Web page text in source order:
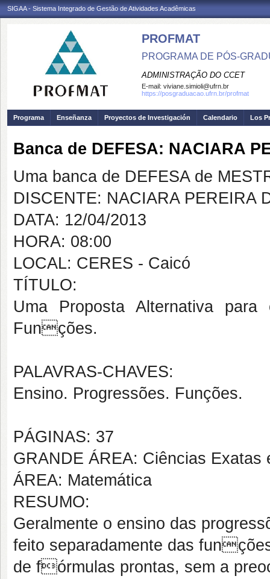
SIGAA - Sistema Integrado de Gestão de Atividades Acadêmicas
PROFMAT
PROGRAMA DE PÓS-
ADMINISTRAÇÃO DO CCET
E-mail: viviane.simioli@ufrn.br
https://posgraduacao.ufrn.br/profmat
Programa Enseñanza Proyectos de Investigación Calendario Los
Banca de DEFESA: NACIARA
Uma banca de DEFESA de
DISCENTE: NACIARA PEREIRA
DATA: 12/04/2013
HORA: 08:00
LOCAL: CERES - Caicó
TÍTULO:
Uma Proposta Alternativa
Funções.
PALAVRAS-CHAVES:
Ensino. Progressões. Funções.
PÁGINAS: 37
GRANDE ÁREA: Ciências Exatas
ÁREA: Matemática
RESUMO:
Geralmente o ensino das
feito separadamente das
de fórmulas prontas, sem a